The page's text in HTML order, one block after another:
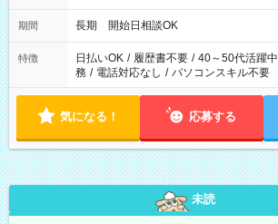
期間 長期 開始日相談OK
特徴 日払いOK / 履歴書不要 / 40～50代活躍中
務 / 電話対応なし / パソコンスキル不要
気になる！ 応募する
未読